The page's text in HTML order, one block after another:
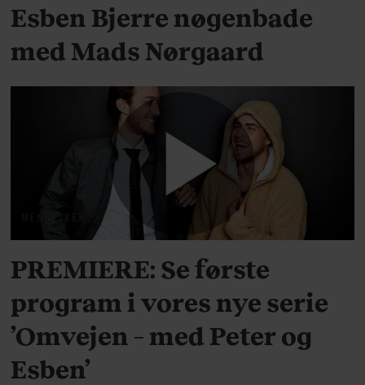
Esben Bjerre nøgenbade
med Mads Nørgaard
PREMIERE: Se første
program i vores nye serie
’Omvejen – med Peter og
Esben’